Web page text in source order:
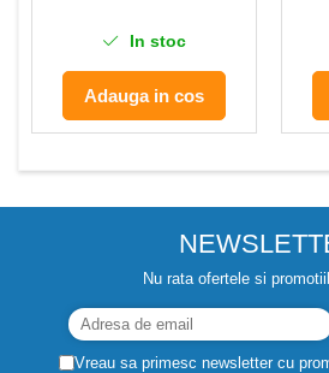
In stoc
Adauga in cos
Nu rata ofertele si
Vreau sa primesc newsletter cu